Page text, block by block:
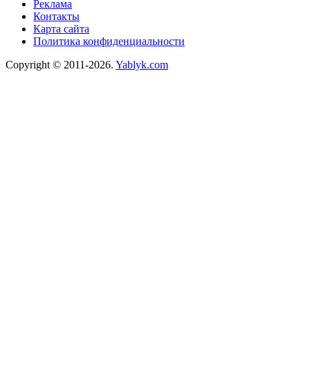
Реклама
Контакты
Карта сайта
Политика конфиденциальности
Copyright © 2011-2026. Yablyk.сom